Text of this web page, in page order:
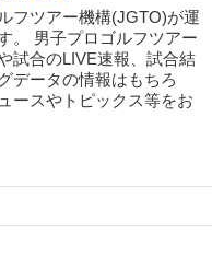
フツアー機構(JGTO)が運
。 男子プロゴルフツアー
試合のLIVE速報、試合結
データの情報はもちろ
ースやトピックス等をお